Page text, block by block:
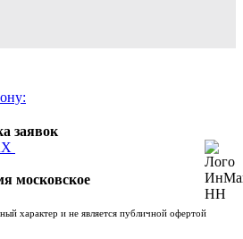
заявок
московское
характер и не является публичной офертой